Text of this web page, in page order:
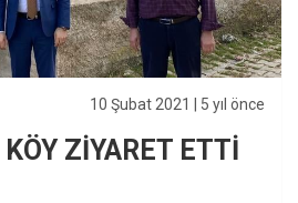
10 Şubat 2021 | 5 yıl önce
ZİYARET ETTİ